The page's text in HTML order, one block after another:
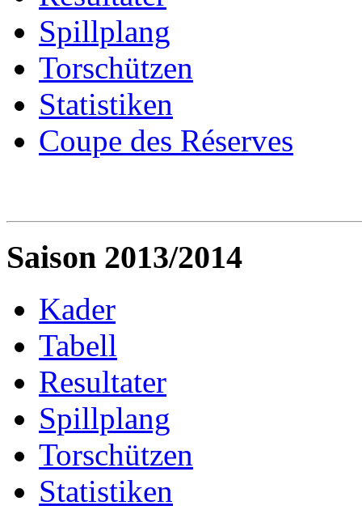
Spillplang
Torschützen
Statistiken
Coupe des Réserves
Saison 2013/2014
Kader
Tabell
Resultater
Spillplang
Torschützen
Statistiken